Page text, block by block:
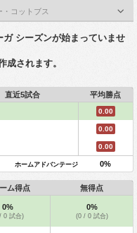
コットブス
シーズンが始まっていませ
成されます。
直近5試合 平均勝点
0.00
0.00
0.00
ホームアドバンテージ 0%
ム得点 無得点
0%
0 試合)
0%
(0 / 0 試合)